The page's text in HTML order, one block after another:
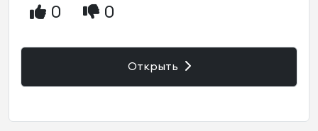
0 0
Открыть